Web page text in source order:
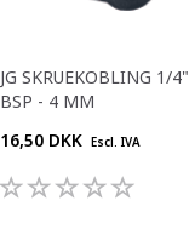
JG SKRUEKOBLING 1/4"
BSP - 4 MM
16,50 DKK
Escl. IVA